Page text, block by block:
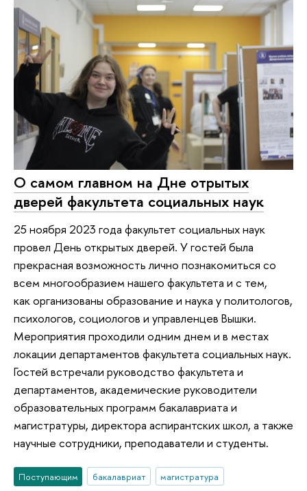
О самом главном на Дне отрытых
дверей факультета социальных наук
25 ноября 2023 года факультет социальных наук
провел День открытых дверей. У гостей была
прекрасная возможность лично познакомиться со
всем многообразием нашего факультета и с тем,
как организованы образование и наука у политологов,
психологов, социологов и управленцев Вышки.
Мероприятия проходили одним днем и в местах
локации департаментов факультета социальных наук.
Гостей встречали руководство факультета и
департаментов, академические руководители
образовательных программ бакалавриата и
магистратуры, директора аспирантских школ, а также
научные сотрудники, преподаватели и студенты.
Поступающим бакалавриат магистратура